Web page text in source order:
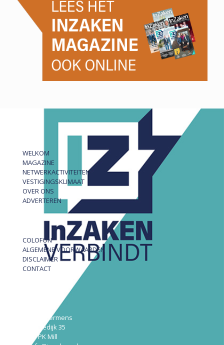
WELKOM
MAGAZINE
NETWERKACTIVITEITEN
VESTIGINGSKLIMAAT
OVER ONS
ADVERTEREN
COLOFON
ALGEMENE VOORWAARDEN
DISCLAIMER
CONTACT
Robert Hermens
Udensedijk 35
5451 PK Mill